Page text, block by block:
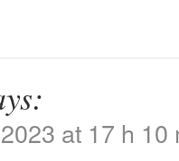
at 17 h 10